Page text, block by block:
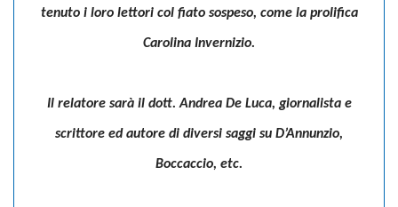
tenuto i loro lettori col fiato sospeso, come la prolifica
Carolina Invernizio.
Il relatore sarà il dott. Andrea De Luca, giornalista e
scrittore ed autore di diversi saggi su D’Annunzio,
Boccaccio, etc.